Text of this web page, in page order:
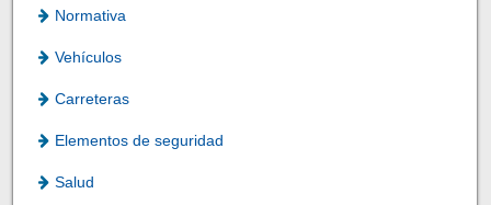
Normativa
Vehículos
Carreteras
Elementos de seguridad
Salud